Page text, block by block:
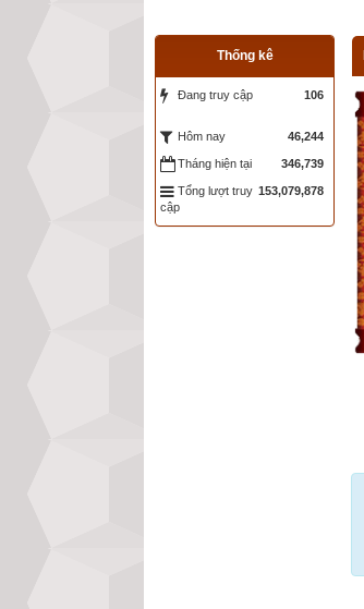
Thống kê
Đang truy cập 106
Hôm nay 46,244
Tháng hiện tại 346,739
Tổng lượt truy
cập
153,079,878